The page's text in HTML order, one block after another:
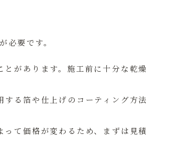
必要です。
があります。施工前に十分な乾燥
る箔や仕上げのコーティング方法
て価格が変わるため、まずは見積